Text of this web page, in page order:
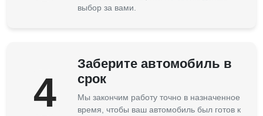
выбор за вами.
4
Заберите автомобиль в
срок
Мы закончим работу точно в назначенное
время, чтобы ваш автомобиль был готов к